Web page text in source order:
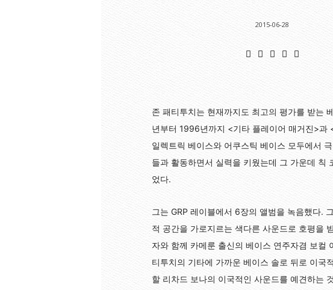
2015-06-28
존 패티투치는 현재까지도 최고의 평가를 받는
년부터 1996년까지 <기타 플레이어 매거진>과
일렉트릭 베이스와 어쿠스틱 베이스 모두에서
들과 활동하면서 실력을 키웠는데 그 가운데 칙
었다.
그는 GRP 레이블에서 6장의 앨범을 녹음했다.
적 공간을 가로지르는 색다른 사운드로 호평을
자와 함께 카메룬 출신의 베이스 연주자겸 보컬
티투치의 기타에 가까운 베이스 솔로 뒤로 이국
할 리차드 보나의 이국적인 사운드를 예견하는